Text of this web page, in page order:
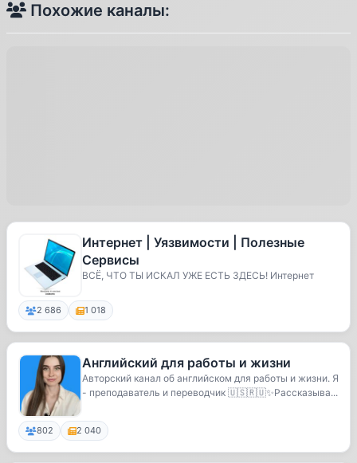
Похожие каналы:
Интернет | Уязвимости | Полезные
Сервисы
ВСЁ, ЧТО ТЫ ИСКАЛ УЖЕ ЕСТЬ ЗДЕСЬ! Интернет
2 686 1 018
Английский для работы и жизни
Авторский канал об английском для работы и жизни. Я
- преподаватель и переводчик 🇺🇸🇷🇺✨️Рассказыва...
802 2 040